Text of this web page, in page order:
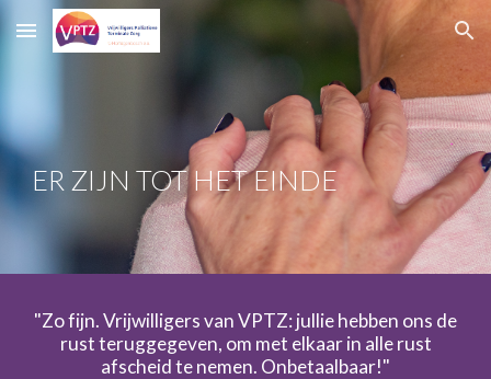
Skip to main content Skip to navigation
ER ZIJN TOT HET EINDE
"Zo fijn. Vrijwilligers van VPTZ: jullie hebben ons de
rust teruggegeven, om met elkaar in alle rust
afscheid te nemen. Onbetaalbaar!"